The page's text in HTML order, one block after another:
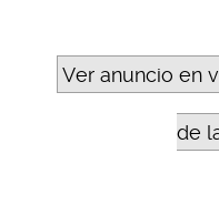
Ver anuncio en
de